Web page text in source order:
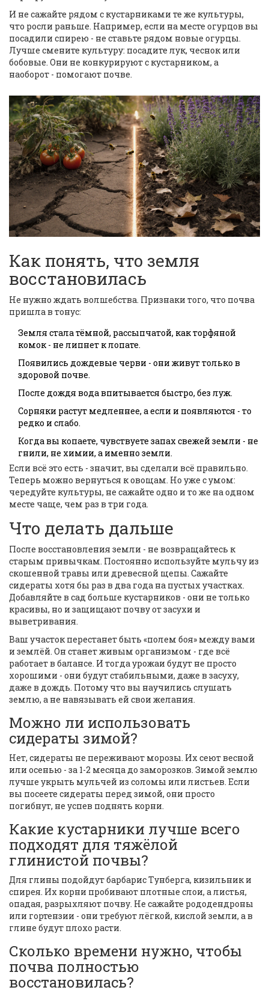
И не сажайте рядом с кустарниками те же культуры,
что росли раньше. Например, если на месте огурцов вы
посадили спирею - не ставьте рядом новые огурцы.
Лучше смените культуру: посадите лук, чеснок или
бобовые. Они не конкурируют с кустарником, а
наоборот - помогают почве.
Как понять, что земля
восстановилась
Не нужно ждать волшебства. Признаки того, что почва
пришла в тонус:
Земля стала тёмной, рассыпчатой, как торфяной
комок - не липнет к лопате.
Появились дождевые черви - они живут только в
здоровой почве.
После дождя вода впитывается быстро, без луж.
Сорняки растут медленнее, а если и появляются - то
редко и слабо.
Когда вы копаете, чувствуете запах свежей земли - не
гнили, не химии, а именно земли.
Если всё это есть - значит, вы сделали всё правильно.
Теперь можно вернуться к овощам. Но уже с умом:
чередуйте культуры, не сажайте одно и то же на одном
месте чаще, чем раз в три года.
Что делать дальше
После восстановления земли - не возвращайтесь к
старым привычкам. Постоянно используйте мульчу из
скошенной травы или древесной щепы. Сажайте
сидераты хотя бы раз в два года на пустых участках.
Добавляйте в сад больше кустарников - они не только
красивы, но и защищают почву от засухи и
выветривания.
Ваш участок перестанет быть «полем боя» между вами
и землёй. Он станет живым организмом - где всё
работает в балансе. И тогда урожаи будут не просто
хорошими - они будут стабильными, даже в засуху,
даже в дождь. Потому что вы научились слушать
землю, а не навязывать ей свои желания.
Можно ли использовать
сидераты зимой?
Нет, сидераты не переживают морозы. Их сеют весной
или осенью - за 1-2 месяца до заморозков. Зимой землю
лучше укрыть мульчей из соломы или листьев. Если
вы посеете сидераты перед зимой, они просто
погибнут, не успев поднять корни.
Какие кустарники лучше всего
подходят для тяжёлой
глинистой почвы?
Для глины подойдут барбарис Тунберга, кизильник и
спирея. Их корни пробивают плотные слои, а листья,
опадая, разрыхляют почву. Не сажайте рододендроны
или гортензии - они требуют лёгкой, кислой земли, а в
глине будут плохо расти.
Сколько времени нужно, чтобы
почва полностью
восстановилась?